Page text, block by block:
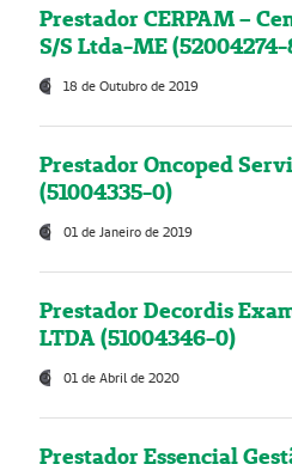
Prestador CERPAM –
S/S Ltda-ME
18 de Outubro de 2019
Prestador Oncoped
(51004335-0)
01 de Janeiro de 2019
Prestador Decordis
LTDA (51004346-0)
01 de Abril de 2020
Prestador Essencial